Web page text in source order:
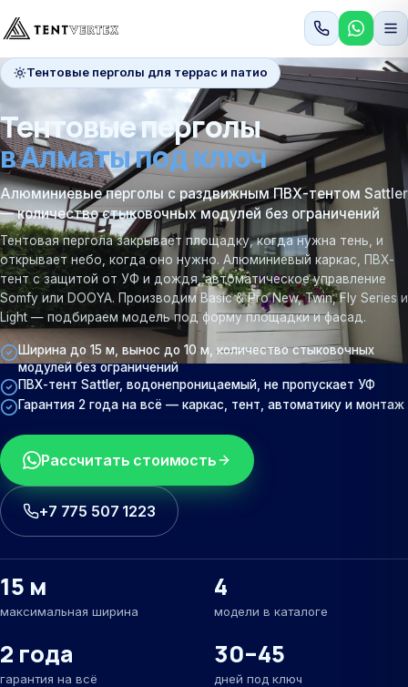
Тентовые перголы для террас и патио
Тентовые перголы
в Алматы под ключ
Алюминиевые перголы с раздвижным ПВХ-тентом Sattler
— количество стыковочных модулей без ограничений
Тентовая пергола закрывает площадку, когда нужна тень, и
открывает небо, когда оно нужно. Алюминиевый каркас, ПВХ-
тент с защитой от УФ и дождя, автоматическое управление
Somfy или DOOYA. Производим Basic & Pro New, Twin, Fly Series и
Light — подбираем модель под форму площадки и фасад.
Ширина до 15 м, вынос до 10 м, количество стыковочных
модулей без ограничений
ПВХ-тент Sattler, водонепроницаемый, не пропускает УФ
Гарантия 2 года на всё — каркас, тент, автоматику и монтаж
Рассчитать стоимость
+7 775 507 1223
15 м
максимальная ширина
4
модели в каталоге
2 года
гарантия на всё
30–45
дней под ключ